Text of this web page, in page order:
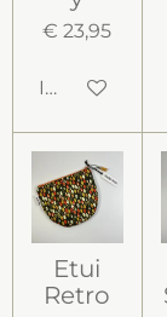
€ 23,95
In
Etui
Retro